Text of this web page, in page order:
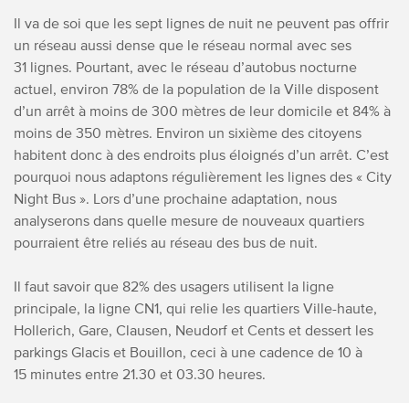
Il va de soi que les sept lignes de nuit ne peuvent pas offrir
un réseau aussi dense que le réseau normal avec ses
31 lignes. Pourtant, avec le réseau d’autobus nocturne
actuel, environ 78% de la population de la Ville disposent
d’un arrêt à moins de 300 mètres de leur domicile et 84% à
moins de 350 mètres. Environ un sixième des citoyens
habitent donc à des endroits plus éloignés d’un arrêt. C’est
pourquoi nous adaptons régulièrement les lignes des « City
Night Bus ». Lors d’une prochaine adaptation, nous
analyserons dans quelle mesure de nouveaux quartiers
pourraient être reliés au réseau des bus de nuit.
Il faut savoir que 82% des usagers utilisent la ligne
principale, la ligne CN1, qui relie les quartiers Ville-haute,
Hollerich, Gare, Clausen, Neudorf et Cents et dessert les
parkings Glacis et Bouillon, ceci à une cadence de 10 à
15 minutes entre 21.30 et 03.30 heures.